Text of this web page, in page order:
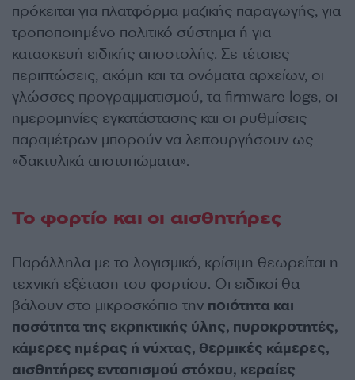
πρόκειται για πλατφόρμα μαζικής παραγωγής, για
τροποποιημένο πολιτικό σύστημα ή για
κατασκευή ειδικής αποστολής. Σε τέτοιες
περιπτώσεις, ακόμη και τα ονόματα αρχείων, οι
γλώσσες προγραμματισμού, τα firmware logs, οι
ημερομηνίες εγκατάστασης και οι ρυθμίσεις
παραμέτρων μπορούν να λειτουργήσουν ως
«δακτυλικά αποτυπώματα».
Το φορτίο και οι αισθητήρες
Παράλληλα με το λογισμικό, κρίσιμη θεωρείται η
τεχνική εξέταση του φορτίου. Οι ειδικοί θα
βάλουν στο μικροσκόπιο την ποιότητα και
ποσότητα της εκρηκτικής ύλης, πυροκροτητές,
κάμερες ημέρας ή νύχτας, θερμικές κάμερες,
αισθητήρες εντοπισμού στόχου, κεραίες